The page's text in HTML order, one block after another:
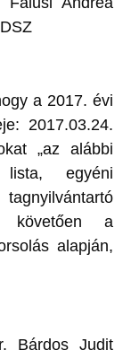
a 2017. évi
2017.03.24.
„az alábbi
lista, egyéni
követően a
alapján,
Bárdos Judit